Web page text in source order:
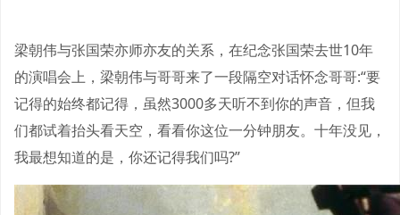
梁朝伟与张国荣亦师亦友的关系，在纪念张国荣去世10年
的演唱会上，梁朝伟与哥哥来了一段隔空对话怀念哥哥:“要
记得的始终都记得，虽然3000多天听不到你的声音，但我
们都试着抬头看天空，看看你这位一分钟朋友。十年没见，
我最想知道的是，你还记得我们吗?”